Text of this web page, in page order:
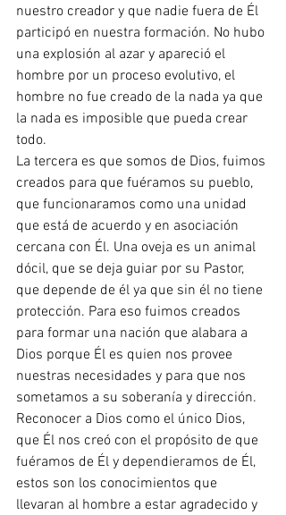
nuestro creador y que nadie fuera de Él
participó en nuestra formación. No hubo
una explosión al azar y apareció el
hombre por un proceso evolutivo, el
hombre no fue creado de la nada ya que
la nada es imposible que pueda crear
todo.
La tercera es que somos de Dios, fuimos
creados para que fuéramos su pueblo,
que funcionaramos como una unidad
que está de acuerdo y en asociación
cercana con Él. Una oveja es un animal
dócil, que se deja guiar por su Pastor,
que depende de él ya que sin él no tiene
protección. Para eso fuimos creados
para formar una nación que alabara a
Dios porque Él es quien nos provee
nuestras necesidades y para que nos
sometamos a su soberanía y dirección.
Reconocer a Dios como el único Dios,
que Él nos creó con el propósito de que
fuéramos de Él y dependieramos de Él,
estos son los conocimientos que
llevaran al hombre a estar agradecido y